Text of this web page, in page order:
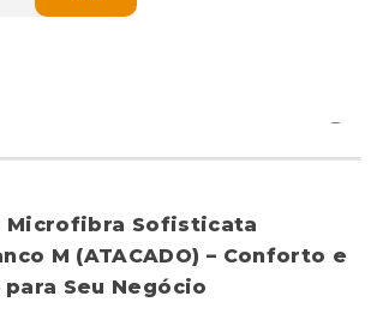
Microfibra Sofisticata
M (ATACADO) – Conforto e
Seu Negócio